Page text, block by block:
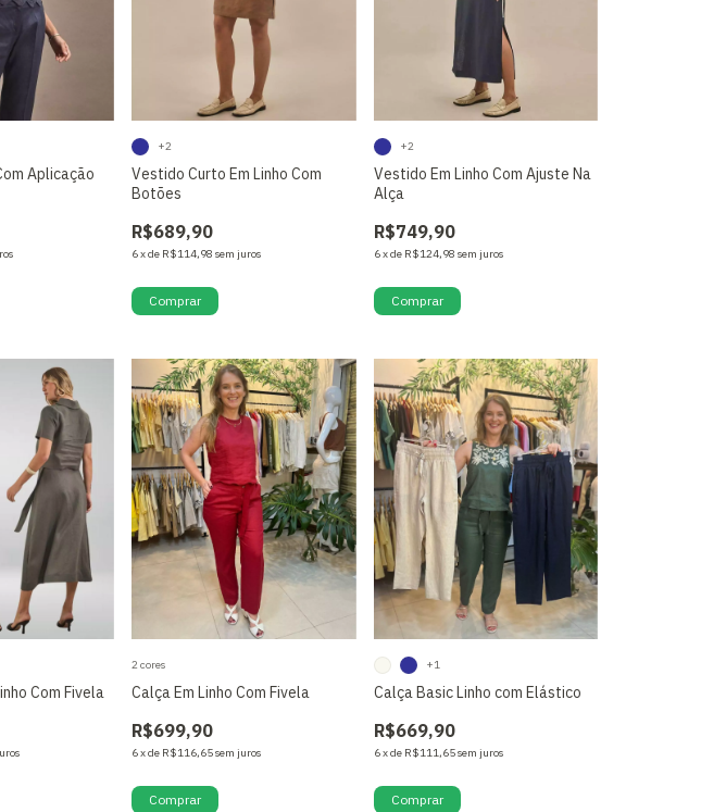
Aplicação
Vestido Curto Em Linho Com
Botões
R$689,90
6xde R$114,98 sem juros
+2
Comprar
Vestido Em Linho Com Ajuste Na
Alça
R$749,90
6xde R$124,98 sem juros
+2
Comprar
Com Fivela Calça Em Linho Com Fivela
R$699,90
6xde R$116,65sem juros
2 cores
Comprar
Calça Basic Linho com Elástico
R$669,90
6xde R$111,65sem juros
+1
Comprar